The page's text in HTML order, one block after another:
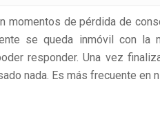
momentos de pérdida de
se queda inmóvil con la
responder. Una vez
nada. Es más frecuente en